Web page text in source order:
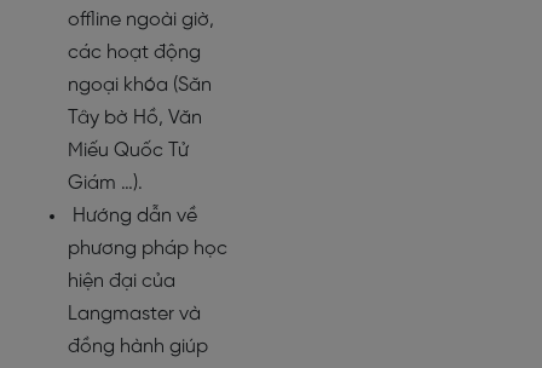
offline ngoài giờ,
các hoạt động
ngoại khóa (Săn
Tây bờ Hồ, Văn
Miếu Quốc Tử
Giám …).
Hướng dẫn về
phương pháp học
hiện đại của
Langmaster và
đồng hành giúp